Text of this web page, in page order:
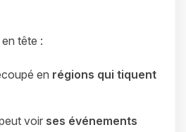
tête :
en régions qui tiquent
voir ses événements